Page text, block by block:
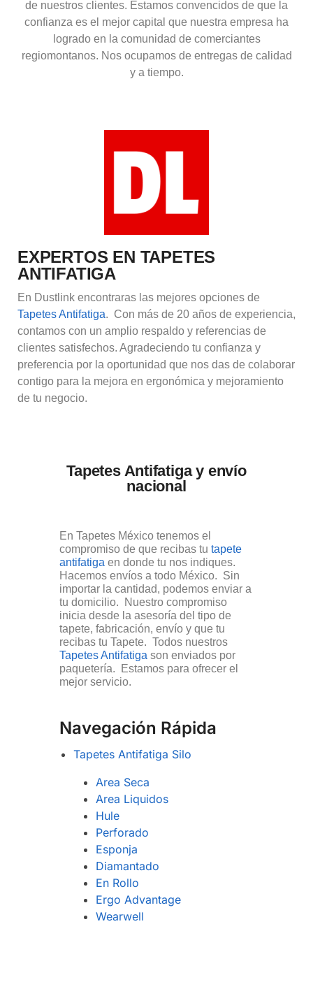
de nuestros clientes. Estamos convencidos de que la
confianza es el mejor capital que nuestra empresa ha
logrado en la comunidad de comerciantes
regiomontanos. Nos ocupamos de entregas de calidad
y a tiempo.
EXPERTOS EN TAPETES
ANTIFATIGA
En Dustlink encontraras las mejores opciones de
Tapetes Antifatiga. Con más de 20 años de experiencia,
contamos con un amplio respaldo y referencias de
clientes satisfechos. Agradeciendo tu confianza y
preferencia por la oportunidad que nos das de colaborar
contigo para la mejora en ergonómica y mejoramiento
de tu negocio.
Tapetes Antifatiga y envío
nacional
En Tapetes México tenemos el
compromiso de que recibas tu tapete
antifatiga en donde tu nos indiques.
Hacemos envíos a todo México. Sin
importar la cantidad, podemos enviar a
tu domicilio. Nuestro compromiso
inicia desde la asesoría del tipo de
tapete, fabricación, envío y que tu
recibas tu Tapete. Todos nuestros
Tapetes Antifatiga son enviados por
paquetería. Estamos para ofrecer el
mejor servicio.
Navegación Rápida
Tapetes Antifatiga Silo
Area Seca
Area Liquidos
Hule
Perforado
Esponja
Diamantado
En Rollo
Ergo Advantage
Wearwell